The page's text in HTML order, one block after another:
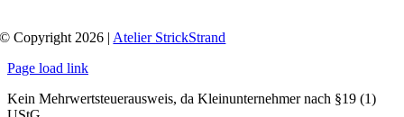
© Copyright 2026 |Atelier StrickStrand
Page load link
Kein Mehrwertsteuerausweis, da Kleinunternehmer nach §19 (1)